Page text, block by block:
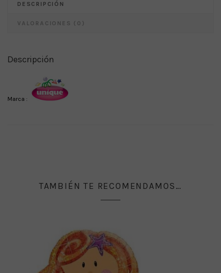
DESCRIPCIÓN
VALORACIONES (0)
Descripción
Marca :
TAMBIÉN TE RECOMENDAMOS…